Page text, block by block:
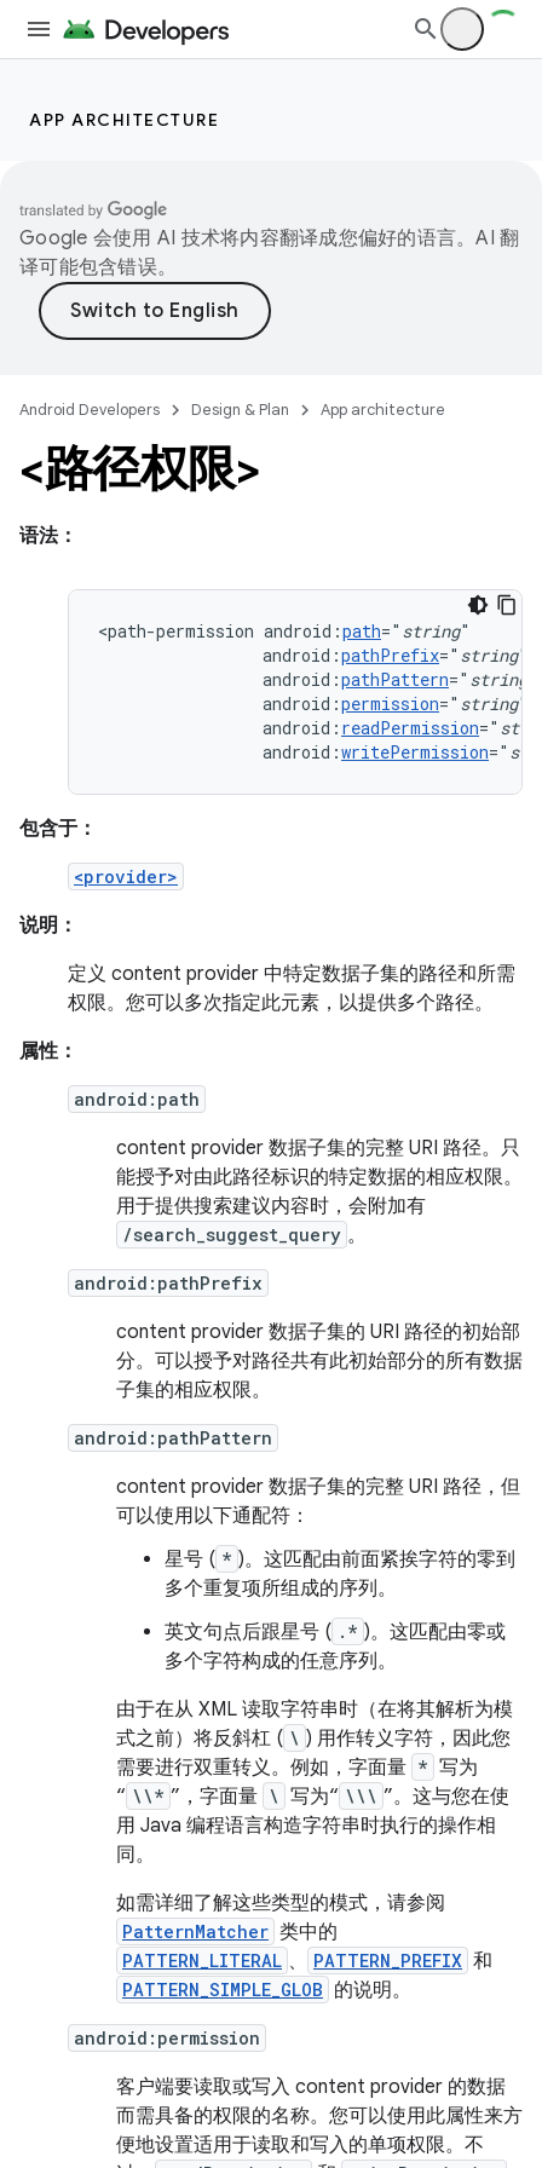
APP ARCHITECTURE
Google 会使用 AI 技术将内容翻译成您偏好的语言。AI 翻
译可能包含错误。
Android Developers Design & Plan App architecture
<路径权限>
语法：
<path-permission android:path=" string
android:pathPrefix=" string
android:pathPattern=" string
android:permission=" string
android: readPermission="
android:writePermission="
包含于：
<provider>
说明：
定义 content provider 中特定数据子集的路径和所需
权限。您可以多次指定此元素，以提供多个路径。
属性：
android:path
content provider 数据子集的完整 URI 路径。只
能授予对由此路径标识的特定数据的相应权限。
用于提供搜索建议内容时，会附加有
/search_suggest_query 。
android:pathPrefix
content provider 数据子集的 URI 路径的初始部
分。可以授予对路径共有此初始部分的所有数据
子集的相应权限。
android:pathPattern
content provider 数据子集的完整 URI 路径，但
可以使用以下通配符：
星号 ( * )。这匹配由前面紧挨字符的零到
多个重复项所组成的序列。
英文句点后跟星号 ( .* )。这匹配由零或
多个字符构成的任意序列。
由于在从 XML 读取字符串时（在将其解析为模
式之前）将反斜杠 ( \ ) 用作转义字符，因此您
需要进行双重转义。例如，字面量 * 写为
“ \\* ”，字面量 \ 写为“ \\\ ”。这与您在使
用 Java 编程语言构造字符串时执行的操作相
同。
如需详细了解这些类型的模式，请参阅
PatternMatcher 类中的
PATTERN_LITERAL 、 PATTERN_PREFIX 和
PATTERN_SIMPLE_GLOB 的说明。
android:permission
客户端要读取或写入 content provider 的数据
而需具备的权限的名称。您可以使用此属性来方
便地设置适用于读取和写入的单项权限。不